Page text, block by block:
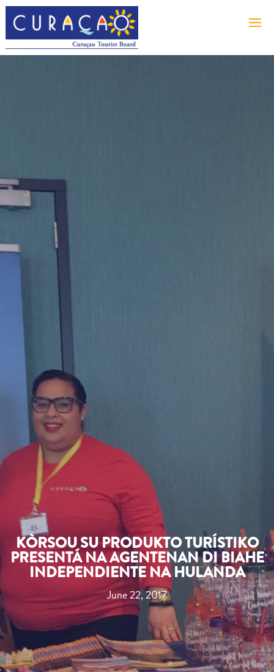
KÒRSOU SU PRODUKTO TURÍSTIKO
PRESENTÁ NA AGENTENAN DI BIAHE
INDEPENDIENTE NA HULANDA
June 22, 2017